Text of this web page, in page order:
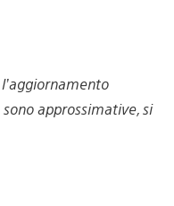
approssimative, si